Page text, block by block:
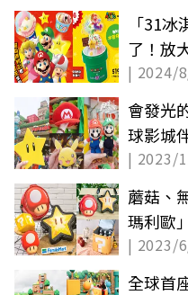
「31
了！放
淋８選
| 2024/
會發光
球影城
丘扣環
| 2023/
蘑菇、
瑪利歐
保冷袋
| 2023/
全球首